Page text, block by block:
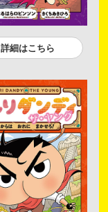
詳細はこちら